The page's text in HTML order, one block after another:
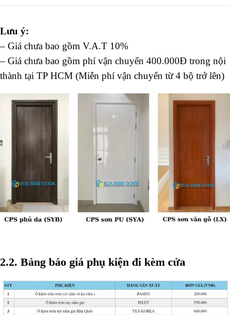
Lưu ý:
– Giá chưa bao gồm V.A.T 10%
– Giá chưa bao gồm phí vận chuyển 400.000Đ trong nội
thành tại TP HCM (Miễn phí vận chuyển từ 4 bộ trở lên)
2.2. Bảng báo giá phụ kiện đi kèm cửa